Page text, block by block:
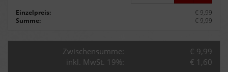
Einzelpreis:
€ 9,99
Summe:
€ 9,99
Zwischensumme:
€ 9,99
inkl. MwSt. 19%:
€ 1,60